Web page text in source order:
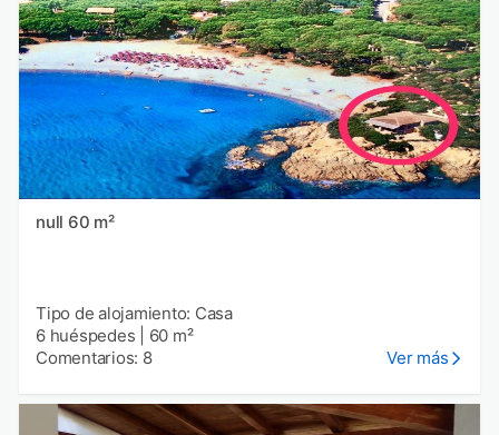
null 60 m²
Tipo de alojamiento: Casa
6 huéspedes
60 m²
Comentarios: 8
Ver más